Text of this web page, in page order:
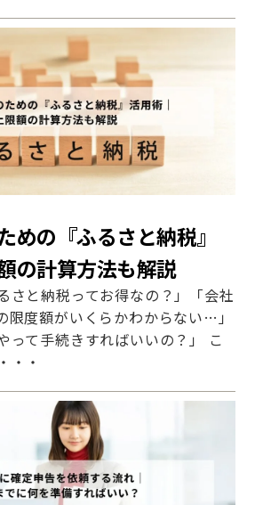
めの『ふるさと納税』
の計算方法も解説
さと納税ってお得なの？」「会社
限度額がいくらかわからない…」
って手続きすればいいの？」 こ
・・